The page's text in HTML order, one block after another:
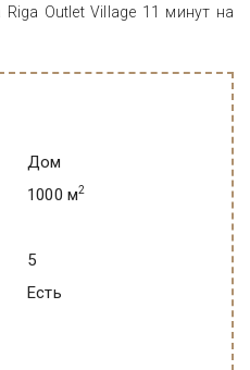
Outlet Village 11 минут на
Дом
1000 м2
5
есть